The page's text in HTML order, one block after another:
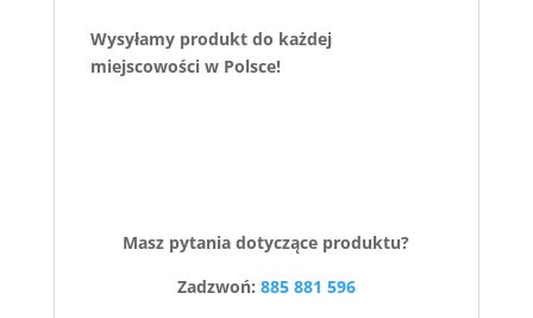
Wysyłamy produkt do każdej
miejscowości w Polsce!
Masz pytania dotyczące produktu?
Zadzwoń: 885 881 596